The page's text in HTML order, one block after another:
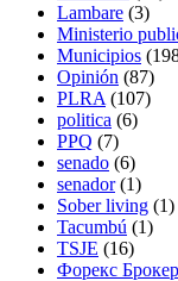
Lambare (3)
Ministerio
Municipios
Opinión (87)
PLRA (107)
politica (6)
PPQ (7)
senado (6)
senador(1)
Sober living (1)
Tacumbú (1)
TSJE (16)
Форекс